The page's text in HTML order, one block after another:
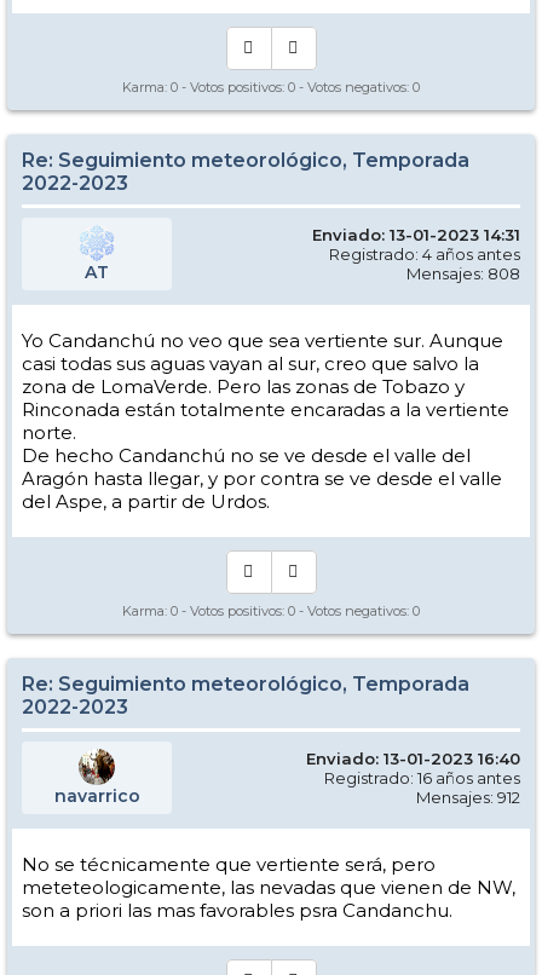
Karma: 0 - Votos positivos: 0 - Votos negativos: 0
Re: Seguimiento meteorológico, Temporada
2022-2023
AT
Enviado: 13-01-2023 14:31
Registrado: 4 años antes
Mensajes: 808
Yo Candanchú no veo que sea vertiente sur. Aunque
casi todas sus aguas vayan al sur, creo que salvo la
zona de LomaVerde. Pero las zonas de Tobazo y
Rinconada están totalmente encaradas a la vertiente
norte.
De hecho Candanchú no se ve desde el valle del
Aragón hasta llegar, y por contra se ve desde el valle
del Aspe, a partir de Urdos.
Karma: 0 - Votos positivos: 0 - Votos negativos: 0
Re: Seguimiento meteorológico, Temporada
2022-2023
navarrico
Enviado: 13-01-2023 16:40
Registrado: 16 años antes
Mensajes: 912
No se técnicamente que vertiente será, pero
meteteologicamente, las nevadas que vienen de NW,
son a priori las mas favorables psra Candanchu.